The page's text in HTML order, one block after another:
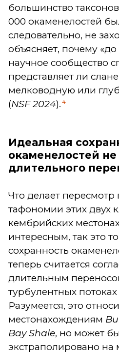
большинство
000 окаменелостей
следовательно, не
объясняет, почему
научное сообщество
представляет ли
мелководную или
(NSF 2024). 4
Идеальная
окаменелостей
длительного
Что делает
тафономии этих двух
кембрийских
интересным, так это
сохранность
теперь считается
длительным
турбулентных потоках
Разумеется, это
местонахождениям
Bay Shale, но может
экстраполировано на